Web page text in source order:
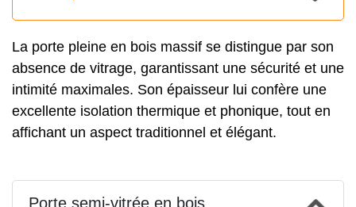
La porte pleine en bois massif se distingue par son
absence de vitrage, garantissant une sécurité et une
intimité maximales. Son épaisseur lui confère une
excellente isolation thermique et phonique, tout en
affichant un aspect traditionnel et élégant.
Porte semi-vitrée en bois